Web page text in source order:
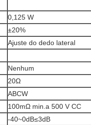
0,125 W
±20%
Ajuste do dedo lateral
Nenhum
20Ω
ABCW
100mΩ min.a 500 V CC
-40~0dB≤3dB